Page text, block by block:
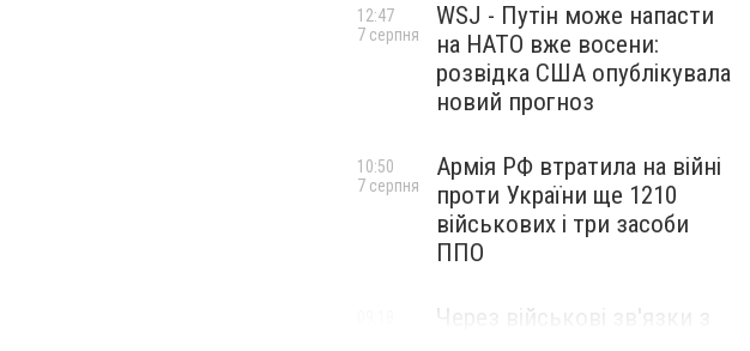
WSJ - Путін може напасти
на НАТО вже восени:
розвідка США опублікувала
новий прогноз
12:47
7 серпня
Армія РФ втратила на війні
проти України ще 1210
військових і три засоби
ППО
10:50
7 серпня
Через військові зв'язки з